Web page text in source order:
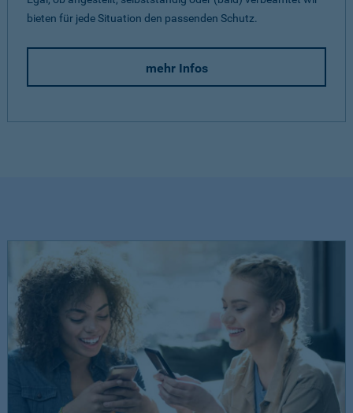
bieten für jede Situation den passenden Schutz.
mehr Infos